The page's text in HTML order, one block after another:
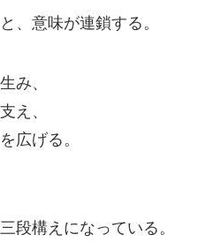
、意味が連鎖する。
み、
え、
広げる。
段構えになっている。